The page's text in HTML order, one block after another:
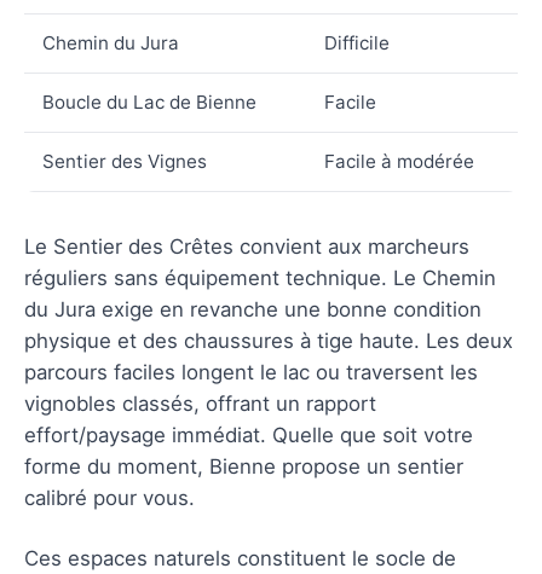
Chemin du Jura Difficile
Boucle du Lac de Bienne Facile
Sentier des Vignes Facile à modérée
Le Sentier des Crêtes convient aux marcheurs
réguliers sans équipement technique. Le Chemin
du Jura exige en revanche une bonne condition
physique et des chaussures à tige haute. Les deux
parcours faciles longent le lac ou traversent les
vignobles classés, offrant un rapport
effort/paysage immédiat. Quelle que soit votre
forme du moment, Bienne propose un sentier
calibré pour vous.
Ces espaces naturels constituent le socle de